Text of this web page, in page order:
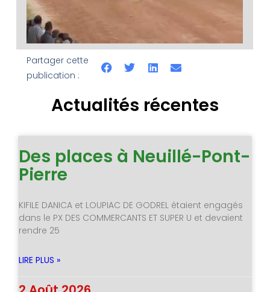
Partager cette
publication :
Actualités récentes
Des places à Neuillé-Pont-
Pierre
KIFILE DANICA et LOUPIAC DE GODREL étaient engagés
dans le PX DES COMMERCANTS ET SUPER U et devaient
rendre 25
LIRE PLUS »